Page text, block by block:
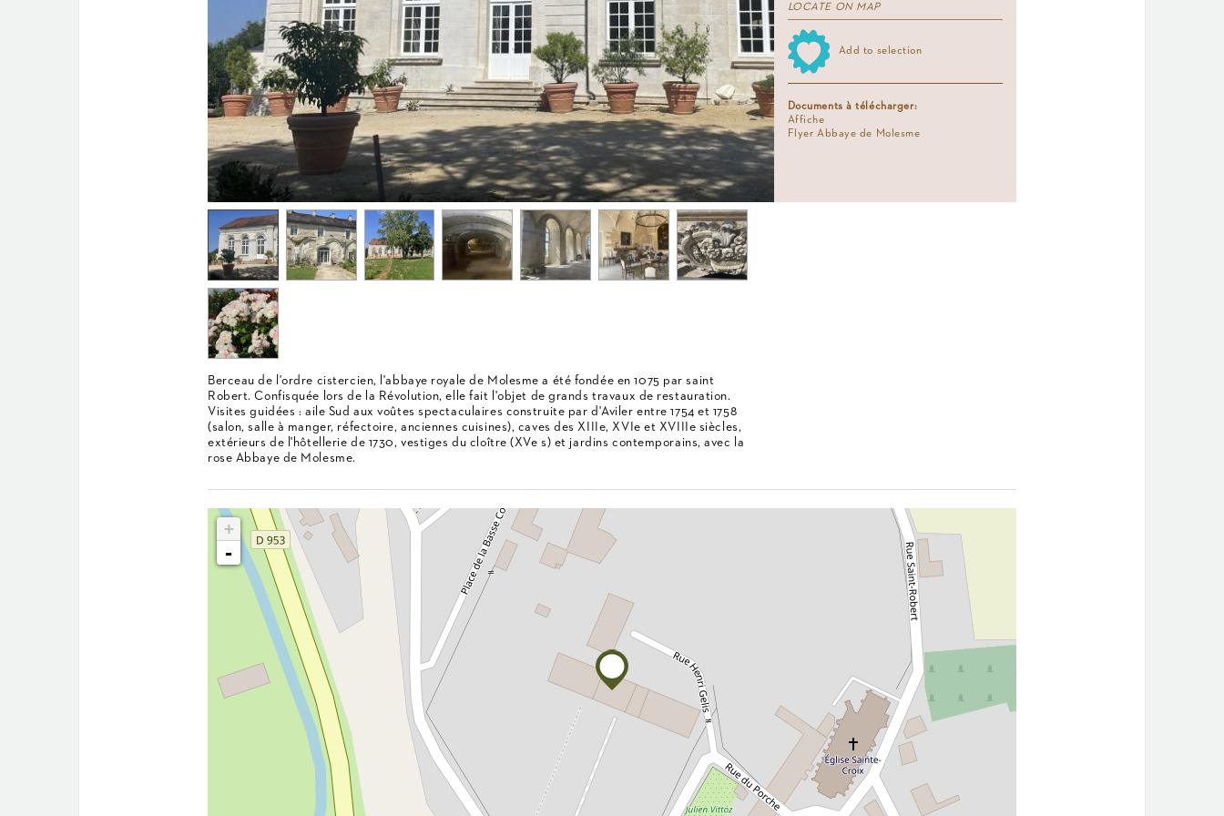
LOCATE ON MAP
Add to selection
Documents à télécharger:
Affiche
Flyer Abbaye de Molesme
Berceau de l'ordre cistercien, l'abbaye royale de Molesme a été fondée en 1075 par saint
Robert. Confisquée lors de la Révolution, elle fait l'objet de grands travaux de restauration.
Visites guidées : aile Sud aux voûtes spectaculaires construite par d'Aviler entre 1754 et 1758
(salon, salle à manger, réfectoire, anciennes cuisines), caves des XIIIe, XVIe et XVIIIe siècles,
extérieurs de l'hôtellerie de 1730, vestiges du cloître (XVe s) et jardins contemporains, avec la
rose Abbaye de Molesme.
+
-